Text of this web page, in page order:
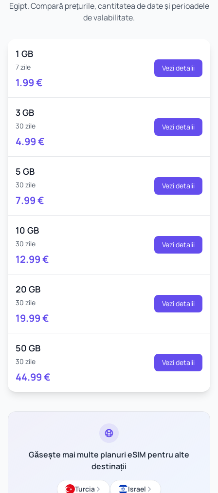
Egipt. Compară prețurile, cantitatea de date și perioadele
de valabilitate.
1 GB
7 zile
1.99€
Vezi detalii
3 GB
30 zile
4.99€
Vezi detalii
5 GB
30 zile
7.99€
Vezi detalii
10 GB
30 zile
12.99€
Vezi detalii
20 GB
30 zile
19.99€
Vezi detalii
50 GB
30 zile
44.99€
Vezi detalii
Găsește mai multe planuri eSIM pentru alte
destinații
Turcia Israel